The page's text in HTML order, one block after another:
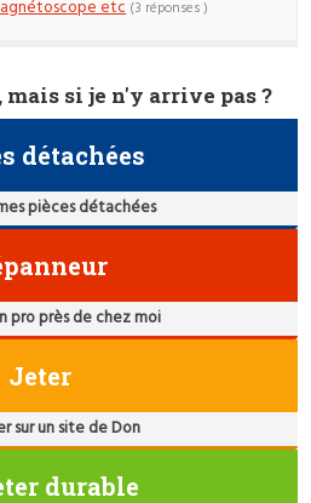
etc (3 réponses )
mais si je n'y arrive pas ?
détachées
pièces détachées
pro près de chez moi
Jeter
sur un site de Don
durable